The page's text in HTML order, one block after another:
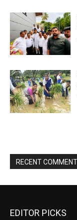
RECENT
EDITOR PICKS